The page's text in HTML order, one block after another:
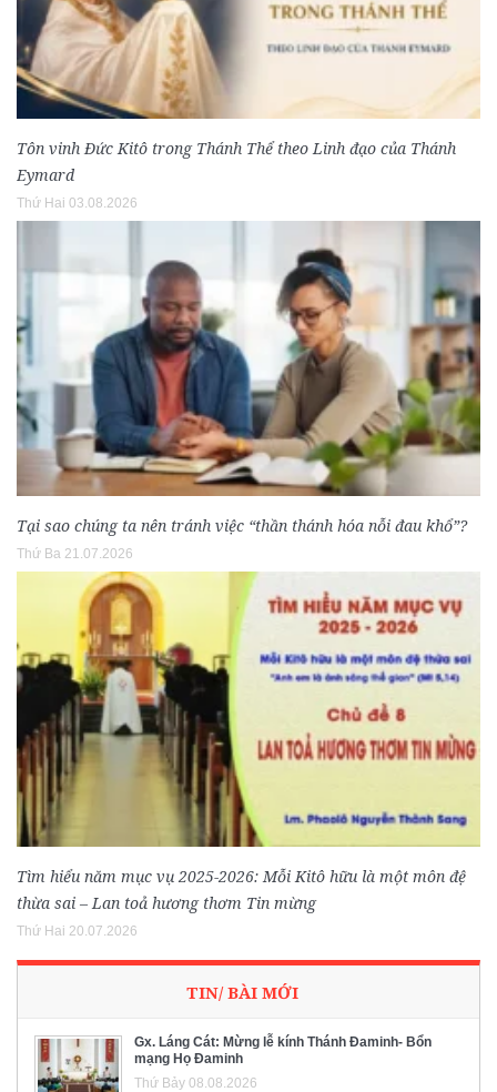
Tôn vinh Đức Kitô trong Thánh Thể theo Linh đạo của Thánh
Eymard
Thứ Hai 03.08.2026
Tại sao chúng ta nên tránh việc “thần thánh hóa nỗi đau khổ”?
Thứ Ba 21.07.2026
Tìm hiểu năm mục vụ 2025-2026: Mỗi Kitô hữu là một môn đệ
thừa sai – Lan toả hương thơm Tin mừng
Thứ Hai 20.07.2026
TIN/ BÀI MỚI
Gx. Láng Cát: Mừng lễ kính Thánh Đaminh- Bổn
mạng Họ Đaminh
Thứ Bảy 08.08.2026